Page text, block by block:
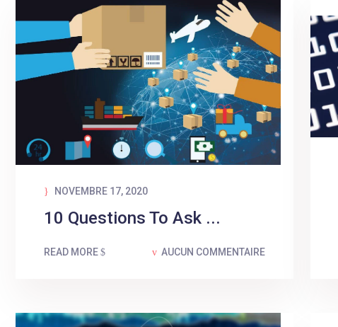
NOVEMBRE 17, 2020
10 Questions To Ask ...
READ MORE AUCUN COMMENTAIRE